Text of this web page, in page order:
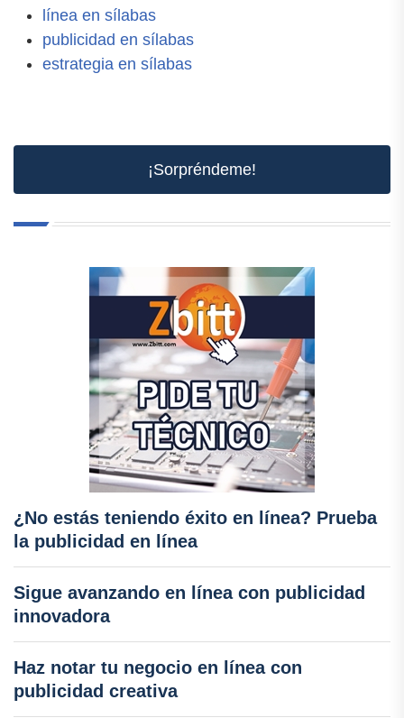
línea en sílabas
publicidad en sílabas
estrategia en sílabas
¡Sorpréndeme!
¿No estás teniendo éxito en línea? Prueba
la publicidad en línea
Sigue avanzando en línea con publicidad
innovadora
Haz notar tu negocio en línea con
publicidad creativa